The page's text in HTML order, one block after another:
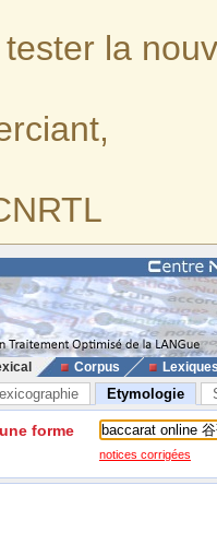
la
Corpus
Etymologie
forme
notices corrigées